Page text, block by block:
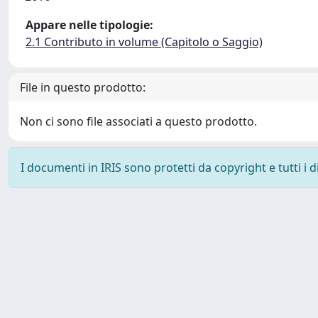
Appare nelle tipologie:
2.1 Contributo in volume (Capitolo o Saggio)
File in questo prodotto:
Non ci sono file associati a questo prodotto.
I documenti in IRIS sono protetti da copyright e tutti i